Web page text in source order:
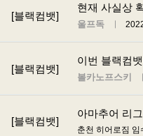
[블랙컴뱃]
현재 사실상
울프독
[블랙컴뱃]
이번 블랙컴
볼카노프스키
[블랙컴뱃]
아마추어 리
춘천 히어로짐 임